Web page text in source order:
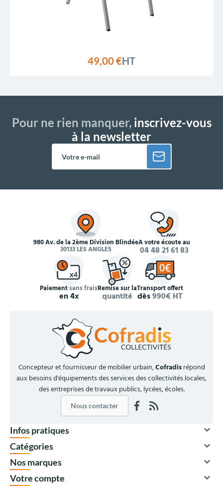
À partir de
51,00 €
61,20 €
49,00 €HT
Pour ne rien manquer,inscrivez-vous
à la newsletter
980 Av. de la 2ème Division Blindée
30133 LES ANGLES
À votre écoute au
04 48 21 61 83
Paiementsans frais
en 4x
Remise sur la
quantité
Transport offert
dès990€ HT
Concepteur et fournisseur de mobilier urbain,Cofradisrépond
aux besoins d'équipements des services des collectivités locales,
des entreprises de travaux publics, lycées, écoles.
Nous contacter
Infos pratiques 
Catégories 
Nos marques 
Votre compte 